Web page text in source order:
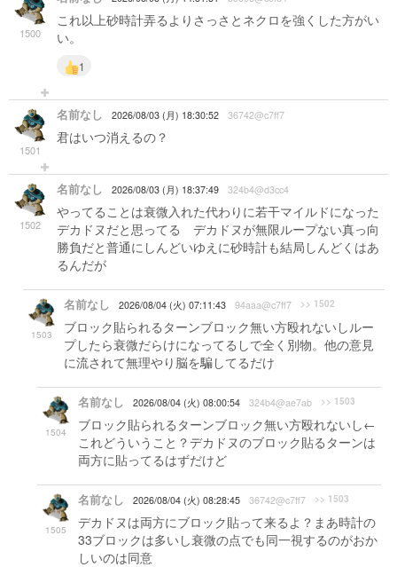
1500
これ以上砂時計弄るよりさっさとネクロを強くした方がい
い。
1
1501
名前なし 2026/08/03 (月) 18:30:52 36742@c7ff7
君はいつ消えるの？
1502
名前なし 2026/08/03 (月) 18:37:49 324b4@d3cc4
やってることは衰微入れた代わりに若干マイルドになった
デカドヌだと思ってる デカドヌが無限ループない真っ向
勝負だと普通にしんどいゆえに砂時計も結局しんどくはあ
るんだが
1503
名前なし 2026/08/04 (火) 07:11:43 94aaa@c7ff7 >> 1502
ブロック貼られるターンブロック無い方殴れないしルー
プしたら衰微だらけになってるしで全く別物。他の意見
に流されて無理やり脳を騙してるだけ
1504
名前なし 2026/08/04 (火) 08:00:54 324b4@ae7ab >> 1503
ブロック貼られるターンブロック無い方殴れないし←
これどういうこと？デカドヌのブロック貼るターンは
両方に貼ってるはずだけど
1505
名前なし 2026/08/04 (火) 08:28:45 36742@c7ff7 >> 1503
デカドヌは両方にブロック貼って来るよ？まあ時計の
33ブロックは多いし衰微の点でも同一視するのがおか
しいのは同意